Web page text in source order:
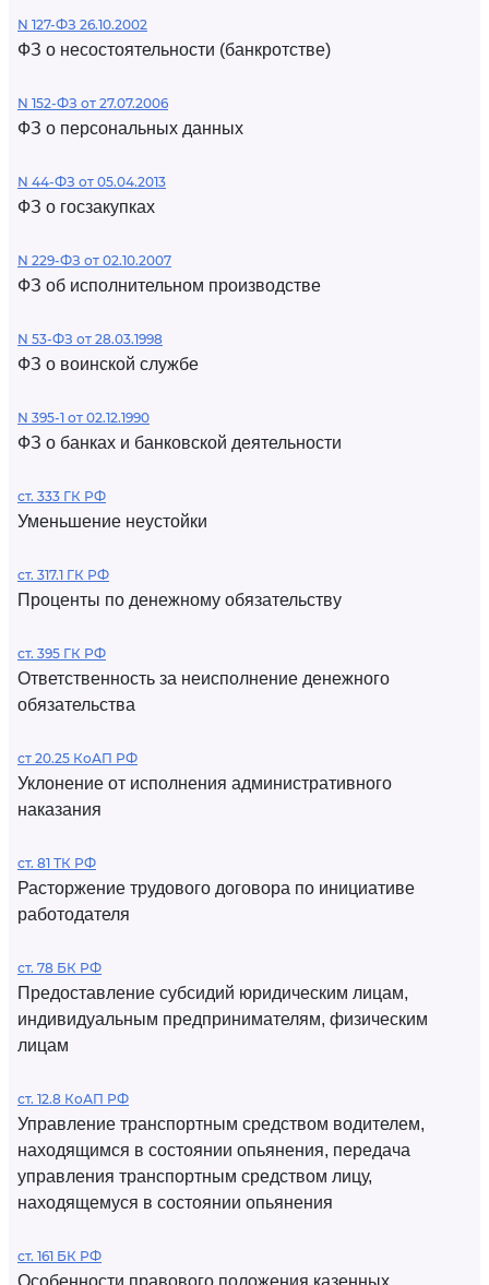
N 127-ФЗ 26.10.2002
ФЗ о несостоятельности (банкротстве)
N 152-ФЗ от 27.07.2006
ФЗ о персональных данных
N 44-ФЗ от 05.04.2013
ФЗ о госзакупках
N 229-ФЗ от 02.10.2007
ФЗ об исполнительном производстве
N 53-ФЗ от 28.03.1998
ФЗ о воинской службе
N 395-1 от 02.12.1990
ФЗ о банках и банковской деятельности
ст. 333 ГК РФ
Уменьшение неустойки
ст. 317.1 ГК РФ
Проценты по денежному обязательству
ст. 395 ГК РФ
Ответственность за неисполнение денежного
обязательства
ст 20.25 КоАП РФ
Уклонение от исполнения административного
наказания
ст. 81 ТК РФ
Расторжение трудового договора по инициативе
работодателя
ст. 78 БК РФ
Предоставление субсидий юридическим лицам,
индивидуальным предпринимателям, физическим
лицам
ст. 12.8 КоАП РФ
Управление транспортным средством водителем,
находящимся в состоянии опьянения, передача
управления транспортным средством лицу,
находящемуся в состоянии опьянения
ст. 161 БК РФ
Особенности правового положения казенных